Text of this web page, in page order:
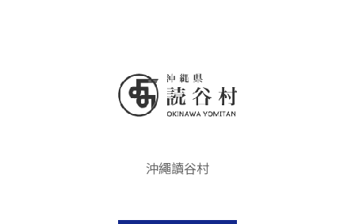
沖繩讀谷村